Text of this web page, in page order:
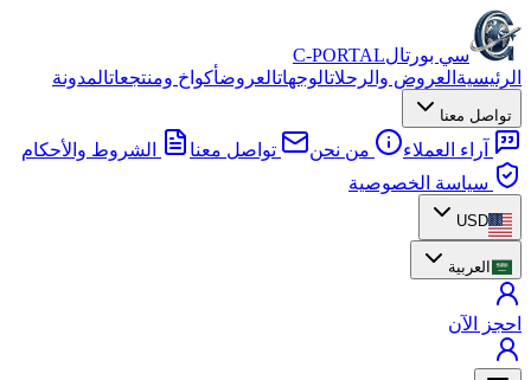
سي بورتالC-PORTAL
الرئيسية العروض والرحلاتالوجهاتالعروضأكواخ ومنتجعاتالمدونة
تواصل معنا
آراء العملاء من نحن تواصل معنا
الشروط والأحكام
سياسة الخصوصية
USD
العربية
احجز الآن